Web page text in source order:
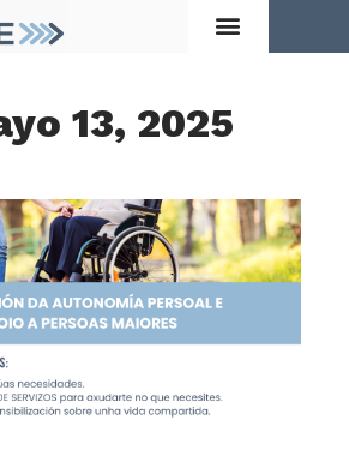
13, 2025